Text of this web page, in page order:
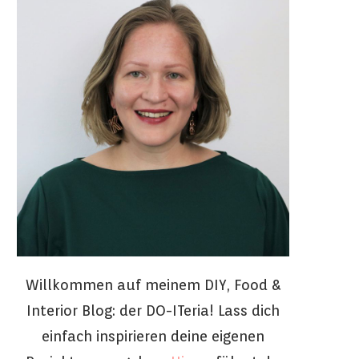
Willkommen auf meinem DIY, Food &
Interior Blog: der DO-ITeria! Lass dich
einfach inspirieren deine eigenen